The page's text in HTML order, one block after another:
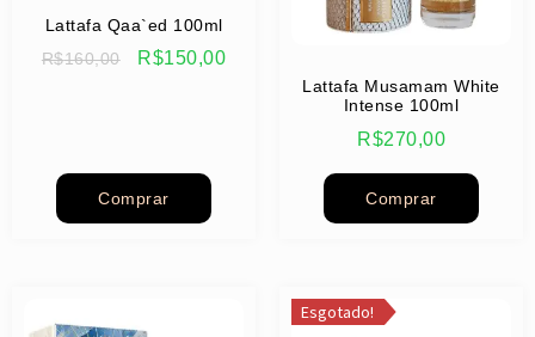
Lattafa Qaa`ed 100ml
R$160,00 R$150,00
Comprar
Lattafa Musamam White
Intense 100ml
R$270,00
Comprar
Esgotado!